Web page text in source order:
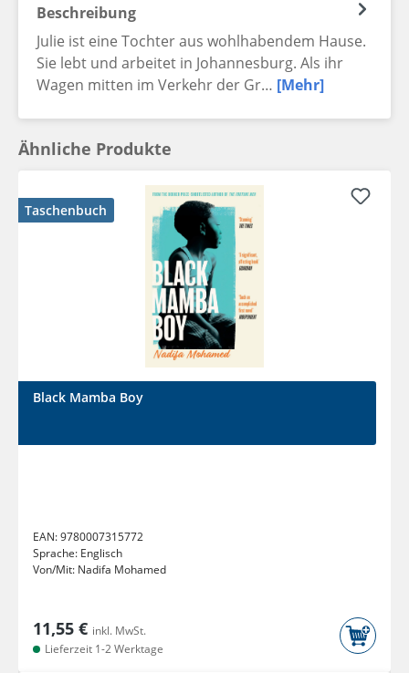
Beschreibung
Julie ist eine Tochter aus wohlhabendem Hause.
Sie lebt und arbeitet in Johannesburg. Als ihr
Wagen mitten im Verkehr der Gr… [Mehr]
Ähnliche Produkte
Taschenbuch
Black Mamba Boy
EAN:9780007315772
Sprache: Englisch
Von/Mit: Nadifa Mohamed
11,55 € inkl. MwSt.
Lieferzeit 1-2 Werktage